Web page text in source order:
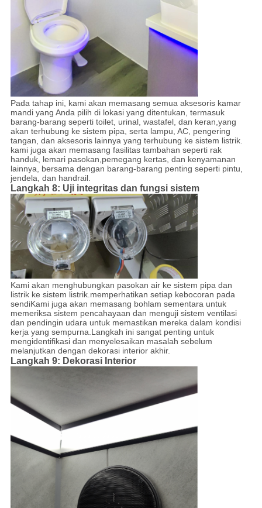
Pada tahap ini, kami akan memasang semua aksesoris kamar
mandi yang Anda pilih di lokasi yang ditentukan, termasuk
barang-barang seperti toilet, urinal, wastafel, dan keran,yang
akan terhubung ke sistem pipa, serta lampu, AC, pengering
tangan, dan aksesoris lainnya yang terhubung ke sistem listrik.
kami juga akan memasang fasilitas tambahan seperti rak
handuk, lemari pasokan,pemegang kertas, dan kenyamanan
lainnya, bersama dengan barang-barang penting seperti pintu,
jendela, dan handrail.
Langkah 8: Uji integritas dan fungsi sistem
Kami akan menghubungkan pasokan air ke sistem pipa dan
listrik ke sistem listrik.memperhatikan setiap kebocoran pada
sendiKami juga akan memasang bohlam sementara untuk
memeriksa sistem pencahayaan dan menguji sistem ventilasi
dan pendingin udara untuk memastikan mereka dalam kondisi
kerja yang sempurna.Langkah ini sangat penting untuk
mengidentifikasi dan menyelesaikan masalah sebelum
melanjutkan dengan dekorasi interior akhir.
Langkah 9: Dekorasi Interior